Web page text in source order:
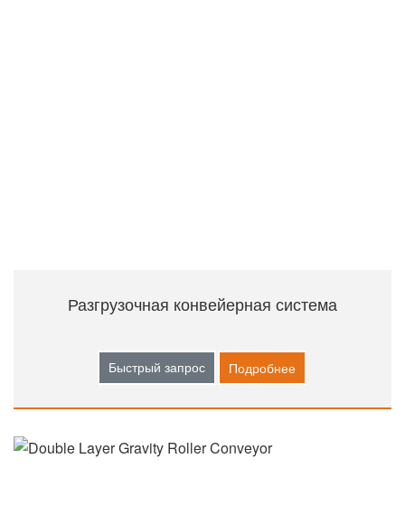
Разгрузочная конвейерная система
Быстрый запрос Подробнее